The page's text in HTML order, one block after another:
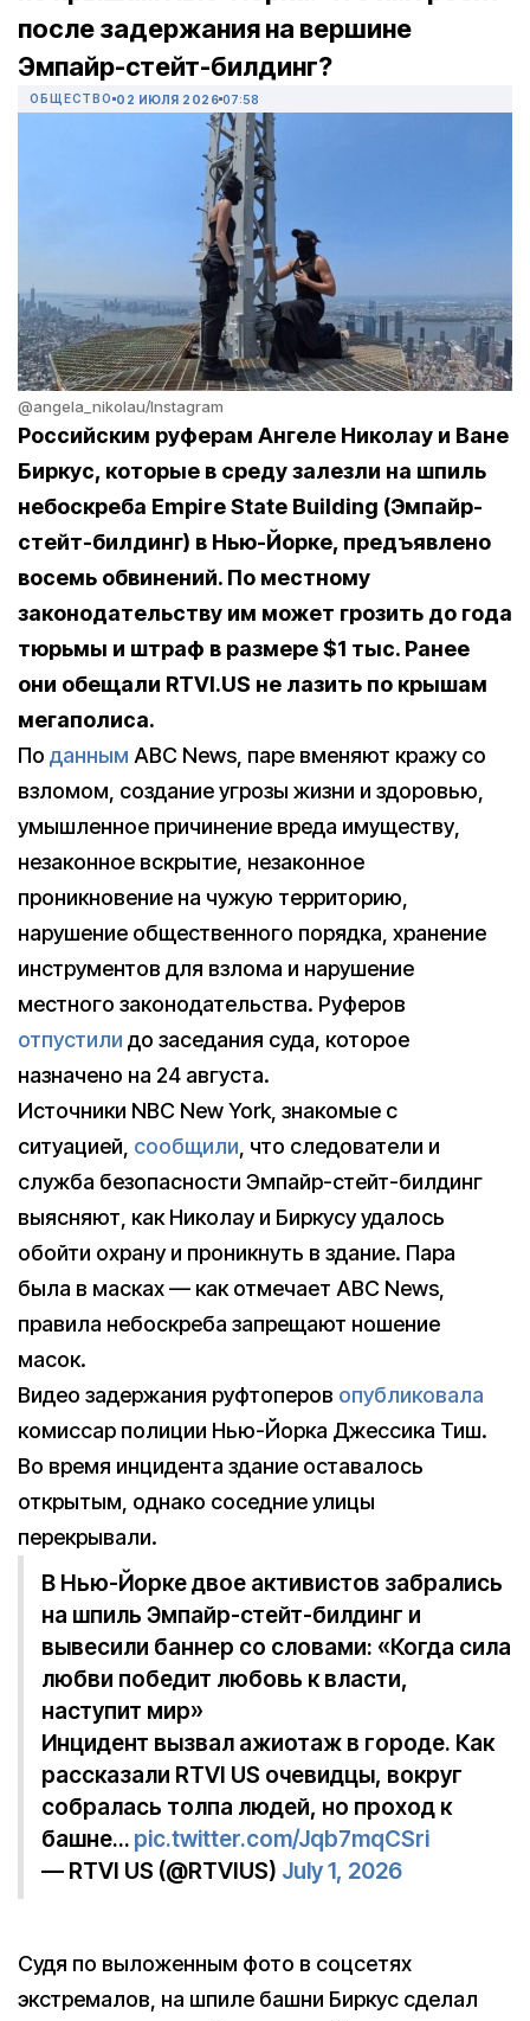
после задержания на вершине
Эмпайр-стейт-билдинг?
ОБЩЕСТВО 02 ИЮЛЯ 2026 07:58
@angela_nikolau/Instagram
Российским руферам Ангеле Николау и Ване
Биркус, которые в среду залезли на шпиль
небоскреба Empire State Building (Эмпайр-
стейт-билдинг) в Нью-Йорке, предъявлено
восемь обвинений. По местному
законодательству им может грозить до года
тюрьмы и штраф в размере $1 тыс. Ранее
они обещали RTVI.US не лазить по крышам
мегаполиса.
По данным ABC News, паре вменяют кражу со
взломом, создание угрозы жизни и здоровью,
умышленное причинение вреда имуществу,
незаконное вскрытие, незаконное
проникновение на чужую территорию,
нарушение общественного порядка, хранение
инструментов для взлома и нарушение
местного законодательства. Руферов
отпустили до заседания суда, которое
назначено на 24 августа.
Источники NBC New York, знакомые с
ситуацией, сообщили, что следователи и
служба безопасности Эмпайр-стейт-билдинг
выясняют, как Николау и Биркусу удалось
обойти охрану и проникнуть в здание. Пара
была в масках — как отмечает ABC News,
правила небоскреба запрещают ношение
масок.
Видео задержания руфтоперов опубликовала
комиссар полиции Нью-Йорка Джессика Тиш.
Во время инцидента здание оставалось
открытым, однако соседние улицы
перекрывали.
В Нью-Йорке двое активистов забрались
на шпиль Эмпайр-стейт-билдинг и
вывесили баннер со словами: «Когда сила
любви победит любовь к власти,
наступит мир»
Инцидент вызвал ажиотаж в городе. Как
рассказали RTVI US очевидцы, вокруг
собралась толпа людей, но проход к
башне… pic.twitter.com/Jqb7mqCSri
— RTVI US (@RTVIUS) July 1, 2026
Судя по выложенным фото в соцсетях
экстремалов, на шпиле башни Биркус сделал